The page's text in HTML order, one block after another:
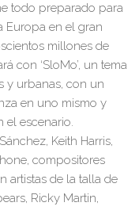
todo preparado para
Europa en el gran
millones de
con ‘SloMo’, un tema
y urbanas, con un
en uno mismo y
el escenario.
Keith Harris,
compositores
artistas de la talla de
Ricky Martin,